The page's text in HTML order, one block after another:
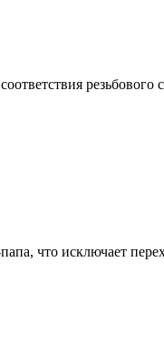
резьбового
что исключает